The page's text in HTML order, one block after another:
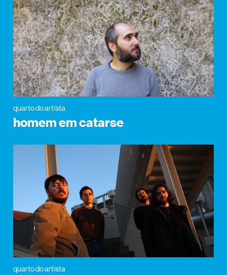
quarto do artista
homem em catarse
quarto do artista